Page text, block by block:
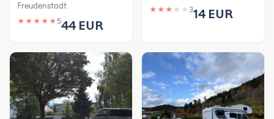
Freudenstadt
★ ★ ★ ★ ★544 EUR
★ ★ ★ ★ ★ 314 EUR